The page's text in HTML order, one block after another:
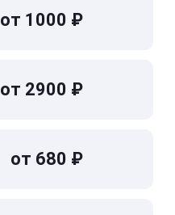
от 1000 ₽
от 2900 ₽
от 680 ₽